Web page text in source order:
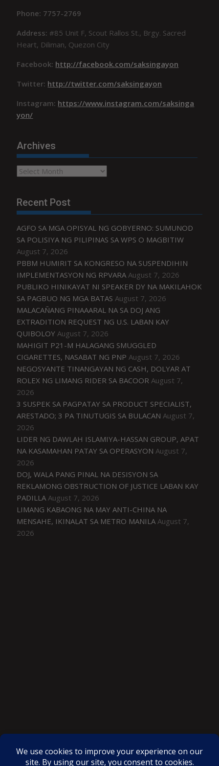
Phone: 7757-2769
Address:#85 Unit F, Scout Rallos St., Brgy. Sacred
Heart, Diliman, Quezon City
Facebook: http://facebook.com/saksingayon
Twitter: http://twitter.com/saksingayon
Instagram: https://www.instagram.com/saksinga
yon/
Archives
Archives
Recent Post
AGFO SA MGA OPISYAL NG GOBYERNO: SUMUNOD
SA POLISIYA NG PILIPINAS SA WPS O MAGBITIW
August 7, 2026
PBBM HUMIRIT SA KONGRESO NA SUSPENDIHIN
IMPLEMENTASYON NG RPVARA August 7, 2026
PUBLIKO HINIKAYAT NI SPEAKER DY NA MAKILAHOK
SA PAGBUO NG MGA BATAS August 7, 2026
MALACAÑANG PINAAARAL NA SA DOJ ANG
EXTRADITION REQUEST NG U.S. LABAN KAY
QUIBOLOY August 7, 2026
MAHIGIT P21-M HALAGANG SMUGGLED
CIGARETTES, NASABAT NG PNP August 7, 2026
NEGOSYANTE TINANGAYAN NG CASH, DOLYAR AT
ROLEX NG LIMANG RIDER SA BACOOR August 7,
2026
3 SUSPEK SA PAGPATAY SA PRODUCT SPECIALIST,
ARESTADO; 3 PA TINUTUGIS SA BULACAN August 7,
2026
LIDER NG DAWLAH ISLAMIYA-HASSAN GROUP, APAT
NA KASAMAHAN PATAY SA OPERASYON August 7,
2026
DOJ, WALA PANG PINAL NA DESISYON SA
REKLAMONG OBSTRUCTION OF JUSTICE LABAN KAY
PADILLA August 7, 2026
LIMANG KABAONG NA MAY ANTI-CHINA NA
MENSAHE, IKINALAT SA METRO MANILA August 7,
2026